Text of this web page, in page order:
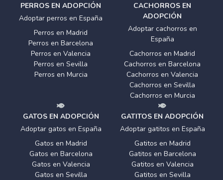
PERROS EN ADOPCIÓN
Adoptar perros en España
Perros en Madrid
Perros en Barcelona
Perros en Valencia
Perros en Sevilla
Perros en Murcia
CACHORROS EN
ADOPCIÓN
Adoptar cachorros en
España
Cachorros en Madrid
Cachorros en Barcelona
Cachorros en Valencia
Cachorros en Sevilla
Cachorros en Murcia
GATOS EN ADOPCIÓN
Adoptar gatos en España
Gatos en Madrid
Gatos en Barcelona
Gatos en Valencia
Gatos en Sevilla
GATITOS EN ADOPCIÓN
Adoptar gatitos en España
Gatitos en Madrid
Gatitos en Barcelona
Gatitos en Valencia
Gatitos en Sevilla